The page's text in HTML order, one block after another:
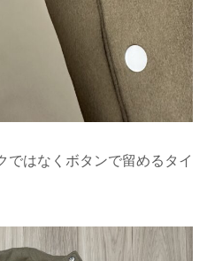
ではなくボタンで留めるタイ